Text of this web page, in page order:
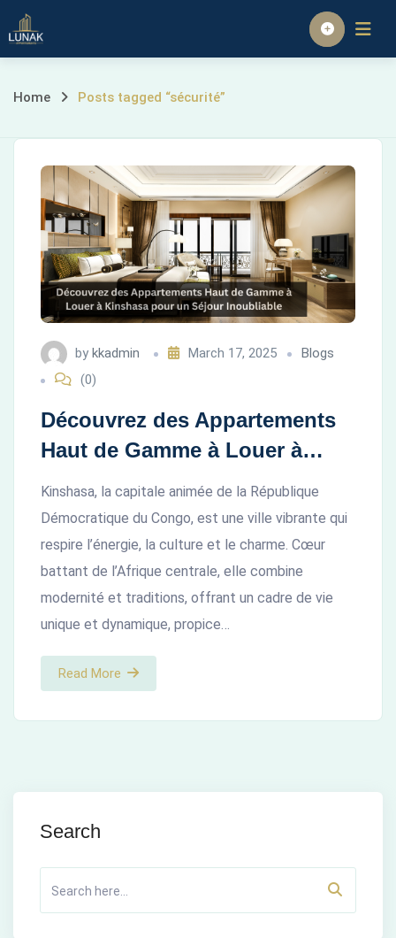
Skip
to
Homepage
Posts
tagged
“sécurité”
Home Posts tagged “sécurité”
by kkadmin March 17, 2025
Blogs
(0)
Découvrez des Appartements
Haut de Gamme à Louer à
Kinshasa pour un Séjour
Inoubliable
Kinshasa, la capitale animée de la République
Démocratique du Congo, est une ville vibrante qui
respire l’énergie, la culture et le charme. Cœur
battant de l’Afrique centrale, elle combine
modernité et traditions, offrant un cadre de vie
unique et dynamique, propice…
Read More
Search